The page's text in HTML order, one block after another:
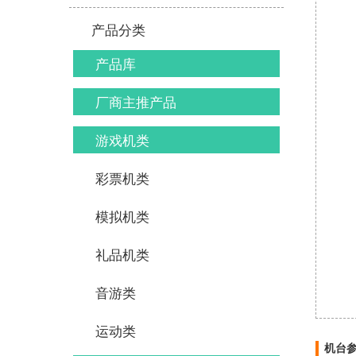
产品分类
产品库
厂商主推产品
游戏机类
彩票机类
模拟机类
礼品机类
音游类
运动类
机台